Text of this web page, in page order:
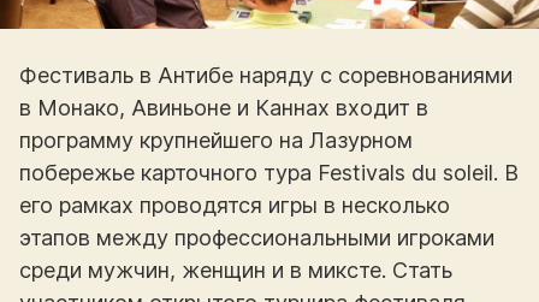
Фестиваль в Антибе наряду с соревнованиями
в Монако, Авиньоне и Каннах входит в
программу крупнейшего на Лазурном
побережье карточного тура Festivals du soleil. В
его рамках проводятся игры в несколько
этапов между профессиональными игроками
среди мужчин, женщин и в миксте. Стать